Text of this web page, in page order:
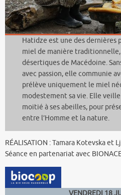
Hatidze est une des dernières
miel de manière
désertiques de Macédoine.
avec passion, elle communie
prélève uniquement le miel
modestement sa vie. Elle
moitié à ses abeilles, pour
entre l’Homme et la nature.
RÉALISATION : Tamara Kotevska et
Séance en partenariat avec
VENDREDI 18